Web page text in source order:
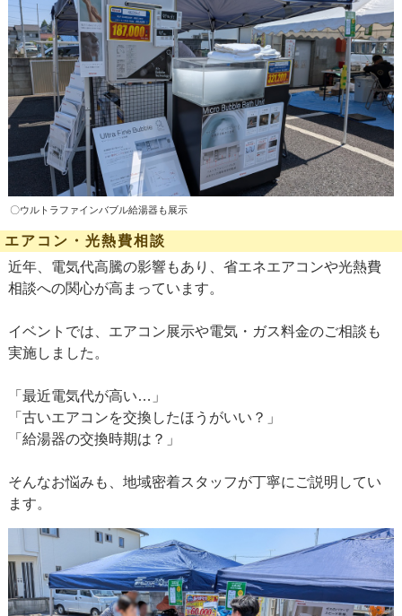
〇ウルトラファインバブル給湯器も展示
エアコン・光熱費相談
近年、電気代高騰の影響もあり、省エネエアコンや光熱費
相談への関心が高まっています。
イベントでは、エアコン展示や電気・ガス料金のご相談も
実施しました。
「最近電気代が高い…」
「古いエアコンを交換したほうがいい？」
「給湯器の交換時期は？」
そんなお悩みも、地域密着スタッフが丁寧にご説明してい
ます。